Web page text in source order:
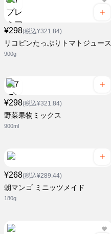
¥298(税込¥321.84)
リコピンたっぷりトマトジュース
900g
¥298(税込¥321.84)
野菜果物ミックス
900ml
¥268(税込¥289.44)
朝マンゴ ミニッツメイド
180g